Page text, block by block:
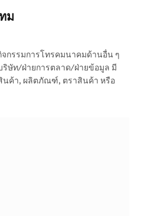
ม
กรรมการโทรคมนาคมด้านอื่น ๆ
ษัท/ฝ่ายการตลาด/ฝ่ายข้อมูล มี
นค้า, ผลิตภัณฑ์, ตราสินค้า หรือ